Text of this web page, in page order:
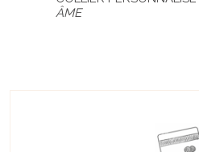
ÂME